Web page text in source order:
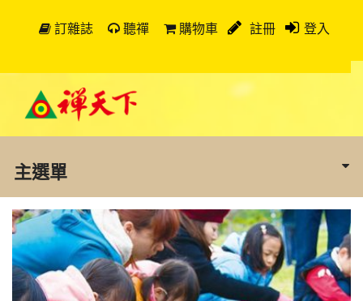
訂雜誌 聽禪 購物車 註冊 登入
主選單